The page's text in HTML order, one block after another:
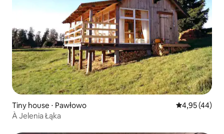
Tiny house ⋅ Pawłowo Évaluation
4,95 (44)
À Jelenia Łąka